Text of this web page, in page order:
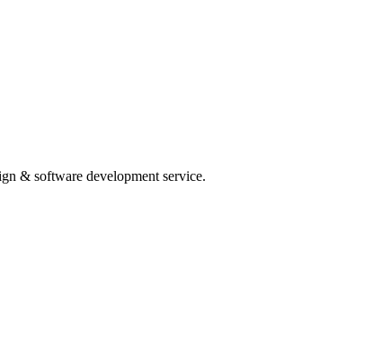
& software development service.